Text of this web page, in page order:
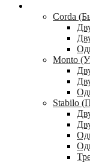
Corda
Monto
Stabilo